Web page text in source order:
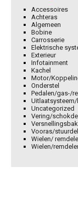
Accessoires
Achteras
Algemeen
Bobine
Carrosserie
Elektrische
Exterieur
Infotainment
Kachel
Motor/
Onderstel
Pedalen/gas-/
Uncategorized
Vering/
Versnellingsbak
Vooras/
Wielen/
Wielen/